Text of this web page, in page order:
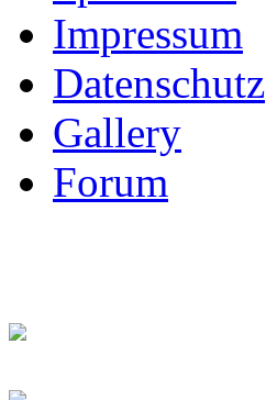
Impressum
Datenschutz
Gallery
Forum